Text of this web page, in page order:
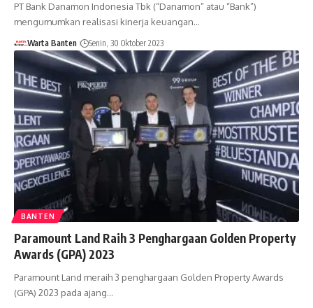
PT Bank Danamon Indonesia Tbk (“Danamon” atau “Bank”)
mengumumkan realisasi kinerja keuangan…
Warta Banten Senin, 30 Oktober 2023
BANTEN
Paramount Land Raih 3 Penghargaan Golden Property
Awards (GPA) 2023
Paramount Land meraih 3 penghargaan Golden Property Awards
(GPA) 2023 pada ajang…